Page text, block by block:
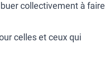
collectivement à faire
celles et ceux qui